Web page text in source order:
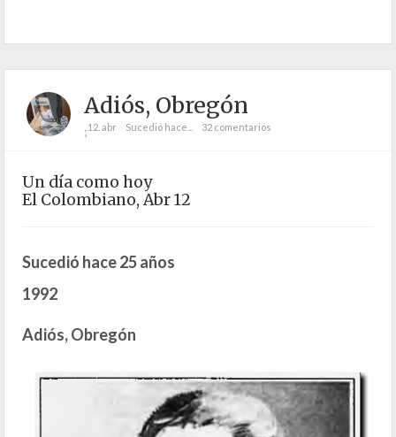
Adiós, Obregón
;12. abr Sucedió hace... 32 comentarios
Un día como hoy
El Colombiano, Abr 12
Sucedió hace 25 años
1992
Adiós, Obregón